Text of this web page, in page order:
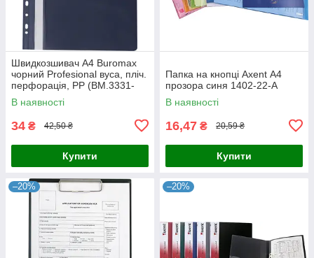
Швидкозшивач А4 Buromax
чорний Profesional вуса, пліч.
перфорація, PP (BM.3331-
01)
В наявності
34 ₴ 42,50 ₴
Купити
Папка на кнопці Axent А4
прозора синя 1402-22-А
В наявності
16,47 ₴ 20,59 ₴
Купити
–20% –20%